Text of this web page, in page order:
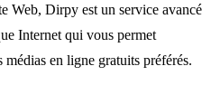
Web, Dirpy est un service avancé
Internet qui vous permet
en ligne gratuits préférés.